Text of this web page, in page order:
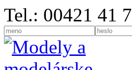
Tel.: 00421 41